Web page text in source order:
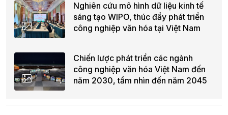
Nghiên cứu mô hình dữ liệu kinh tế
sáng tạo WIPO, thúc đẩy phát triển
công nghiệp văn hóa tại Việt Nam
Chiến lược phát triển các ngành
công nghiệp văn hóa Việt Nam đến
năm 2030, tầm nhìn đến năm 2045